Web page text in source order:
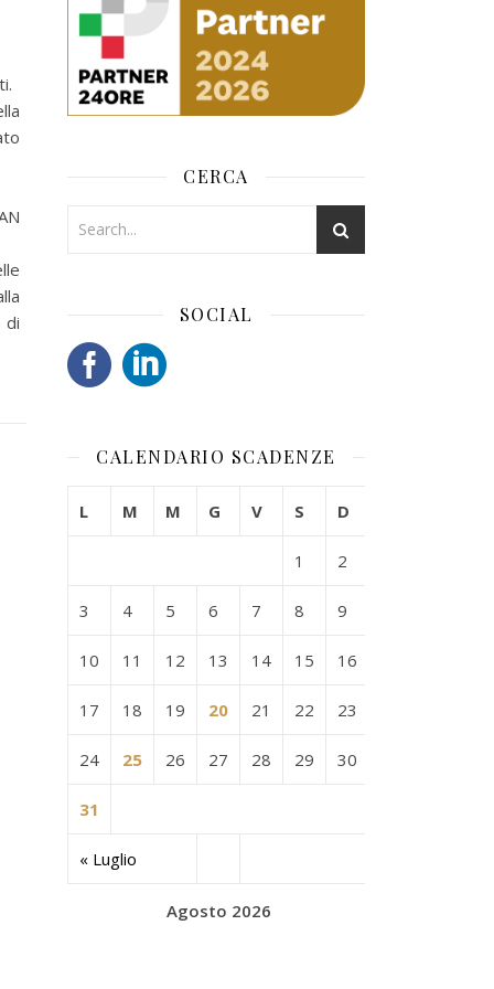
di
CERCA
SOCIAL
CALENDARIO SCADENZE
Agosto 2026
L M M G V S D
« Luglio
1 2
3 4 5 6 7 8 9
10 11 12 13 14 15 16
17 18 19 20 21 22 23
24 25 26 27 28 29 30
31